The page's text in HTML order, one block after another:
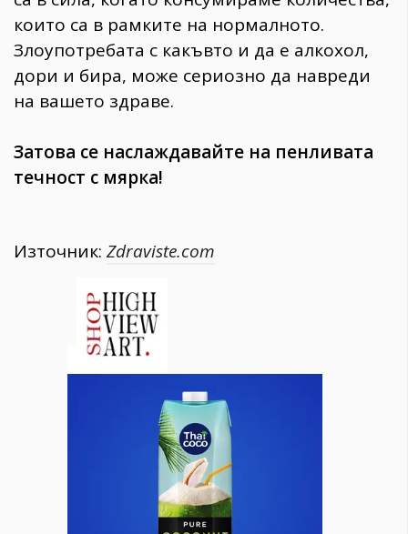
които са в рамките на нормалното.
Злоупотребата с какъвто и да е алкохол,
дори и бира, може сериозно да навреди
на вашето здраве.
Затова се наслаждавайте на пенливата
течност с мярка!
Източник: Zdraviste.com